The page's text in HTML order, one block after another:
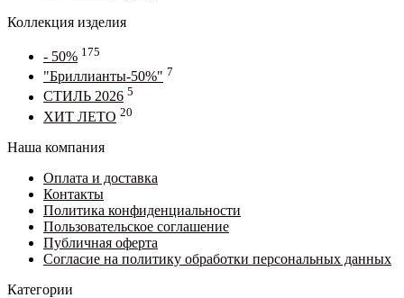
Коллекция изделия
- 50% 175
"Бриллианты-50%" 7
СТИЛЬ 2026 5
ХИТ ЛЕТО 20
Наша компания
Оплата и доставка
Контакты
Политика конфиденциальности
Пользовательское соглашение
Публичная оферта
Согласие на политику обработки персональных данных
Категории